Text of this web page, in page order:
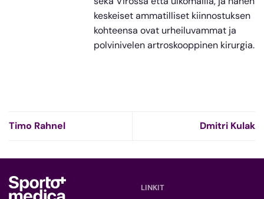
keskeiset ammatilliset kiinnostuksen
kohteensa ovat urheiluvammat ja
polvinivelen artroskooppinen kirurgia.
Timo Rahnel Dmitri Kulak
LINKIT